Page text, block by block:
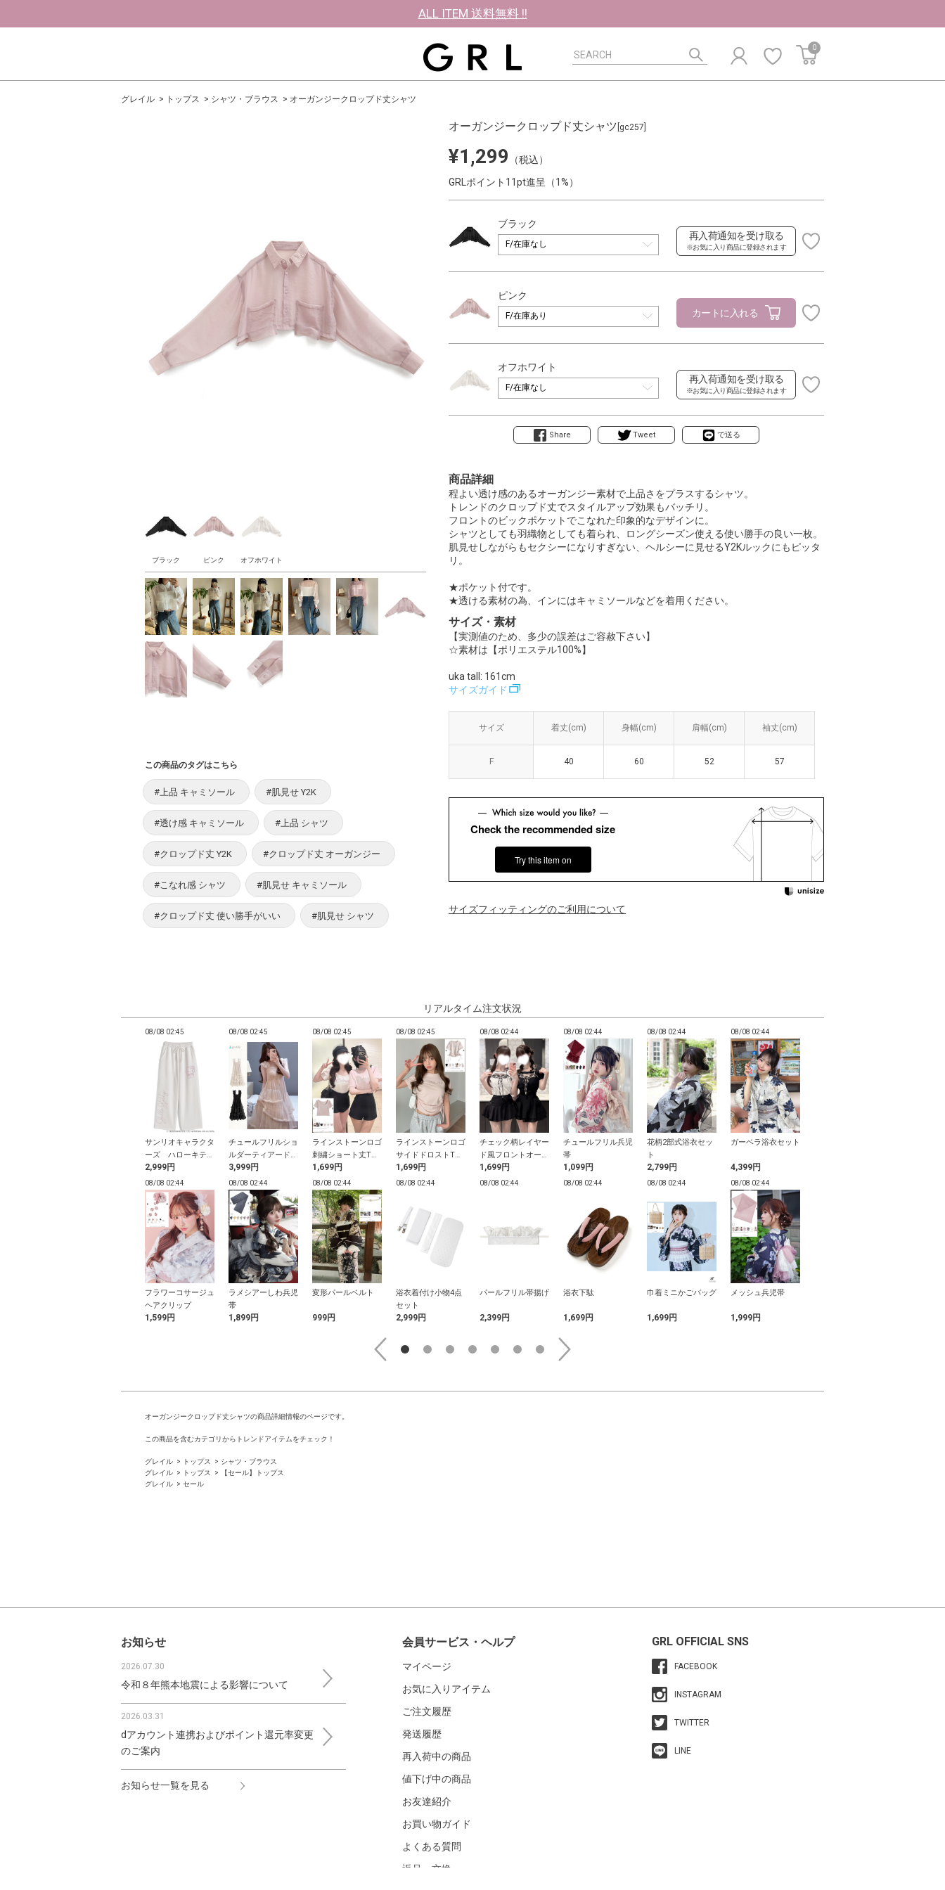
ALL ITEM 送料無料 !!
0
グレイル トップス シャツ・ブラウス オーガンジークロップド丈シャツ
ブラック ピンク オフホワイト
オーガンジークロップド丈シャツ [gc257]
¥1,299
（税込）
GRLポイント11pt進呈（1%）
ブラック
再入荷通知を受け取る
※お気に入り商品に登録されます
ピンク
カートに入れる
オフホワイト
再入荷通知を受け取る
※お気に入り商品に登録されます
Share Tweet で送る
商品詳細
程よい透け感のあるオーガンジー素材で上品さをプラスするシャツ。
トレンドのクロップド丈でスタイルアップ効果もバッチリ。
フロントのビックポケットでこなれた印象的なデザインに。
シャツとしても羽織物としても着られ、ロングシーズン使える使い勝手の良い一枚。
肌見せしながらもセクシーになりすぎない、ヘルシーに見せるY2Kルックにもピッタ
リ。
★ポケット付です。
★透ける素材の為、インにはキャミソールなどを着用ください。
サイズ・素材
【実測値のため、多少の誤差はご容赦下さい】
☆素材は【ポリエステル100%】
uka tall: 161cm
サイズガイド
サイズ 着丈(cm) 身幅(cm) 肩幅(cm) 袖丈(cm)
F 40 60 52 57
サイズ 着丈(cm) 身幅(cm) 肩幅(cm) 袖丈(cm)
F 40 60 52 57
Check the recommended size
Try this item on
サイズフィッティングのご利用について
この商品のタグはこちら
#上品 キャミソール #肌見せ Y2K
#透け感 キャミソール #上品 シャツ
#クロップド丈 Y2K #クロップド丈 オーガンジー
#こなれ感 シャツ #肌見せ キャミソール
#クロップド丈 使い勝手がいい #肌見せ シャツ
リアルタイム注文状況
08/08 02:45
サンリオキャラクタ
ーズ ハローキティ
ラインストーンカー
ブパンツ
2,999円
08/08 02:45
チュールフリルショ
ルダーティアードワ
ンピース
3,999円
08/08 02:45
ラインストーンロゴ
刺繍ショート丈Tシ
ャツ
1,699円
08/08 02:45
ラインストーンロゴ
サイドドロストTシ
ャツ
1,699円
08/08 02:44
チェック柄レイヤー
ド風フロントオープ
ンリボントップス
1,699円
08/08 02:44
チュールフリル兵児
帯
1,099円
08/08 02:44
花柄2部式浴衣セッ
ト
2,799円
08/08 02:44
ガーベラ浴衣セット
4,399円
08/08 02:44
フラワーコサージュ
ヘアクリップ
1,599円
08/08 02:44
ラメシアーしわ兵児
帯
1,899円
08/08 02:44
変形パールベルト
999円
08/08 02:44
浴衣着付け小物4点
セット
2,999円
08/08 02:44
パールフリル帯揚げ
2,399円
08/08 02:44
浴衣下駄
1,699円
08/08 02:44
巾着ミニかごバッグ
1,699円
08/08 02:44
メッシュ兵児帯
1,999円
オーガンジークロップド丈シャツの商品詳細情報のページです。
この商品を含むカテゴリからトレンドアイテムをチェック！
グレイル トップス
シャツ・ブラウス
グレイル
トップス
【セール】トップス
グレイル
セール
お知らせ
2026.07.30
令和８年熊本地震による影響について
2026.03.31
dアカウント連携およびポイント還元率変更
のご案内
お知らせ一覧を見る
会員サービス・ヘルプ
マイページ
お気に入りアイテム
ご注文履歴
発送履歴
再入荷中の商品
値下げ中の商品
お友達紹介
お買い物ガイド
よくある質問
返品・交換
GRL OFFICIAL SNS
FACEBOOK
INSTAGRAM
TWITTER
LINE